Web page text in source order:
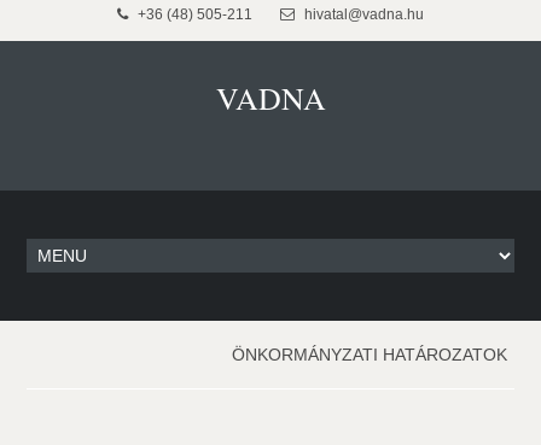
+36 (48) 505-211 hivatal@vadna.hu
VADNA
ÖNKORMÁNYZATI HATÁROZATOK